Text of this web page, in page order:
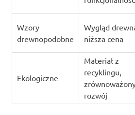
Wzory
drewnopodobne
Wygląd
niższa cena
Ekologiczne
Materiał z
recyklingu,
rozwój